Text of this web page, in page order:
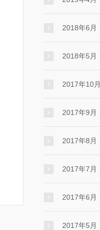
2018年6月
2018年5月
2017年10月
2017年9月
2017年8月
2017年7月
2017年6月
2017年5月